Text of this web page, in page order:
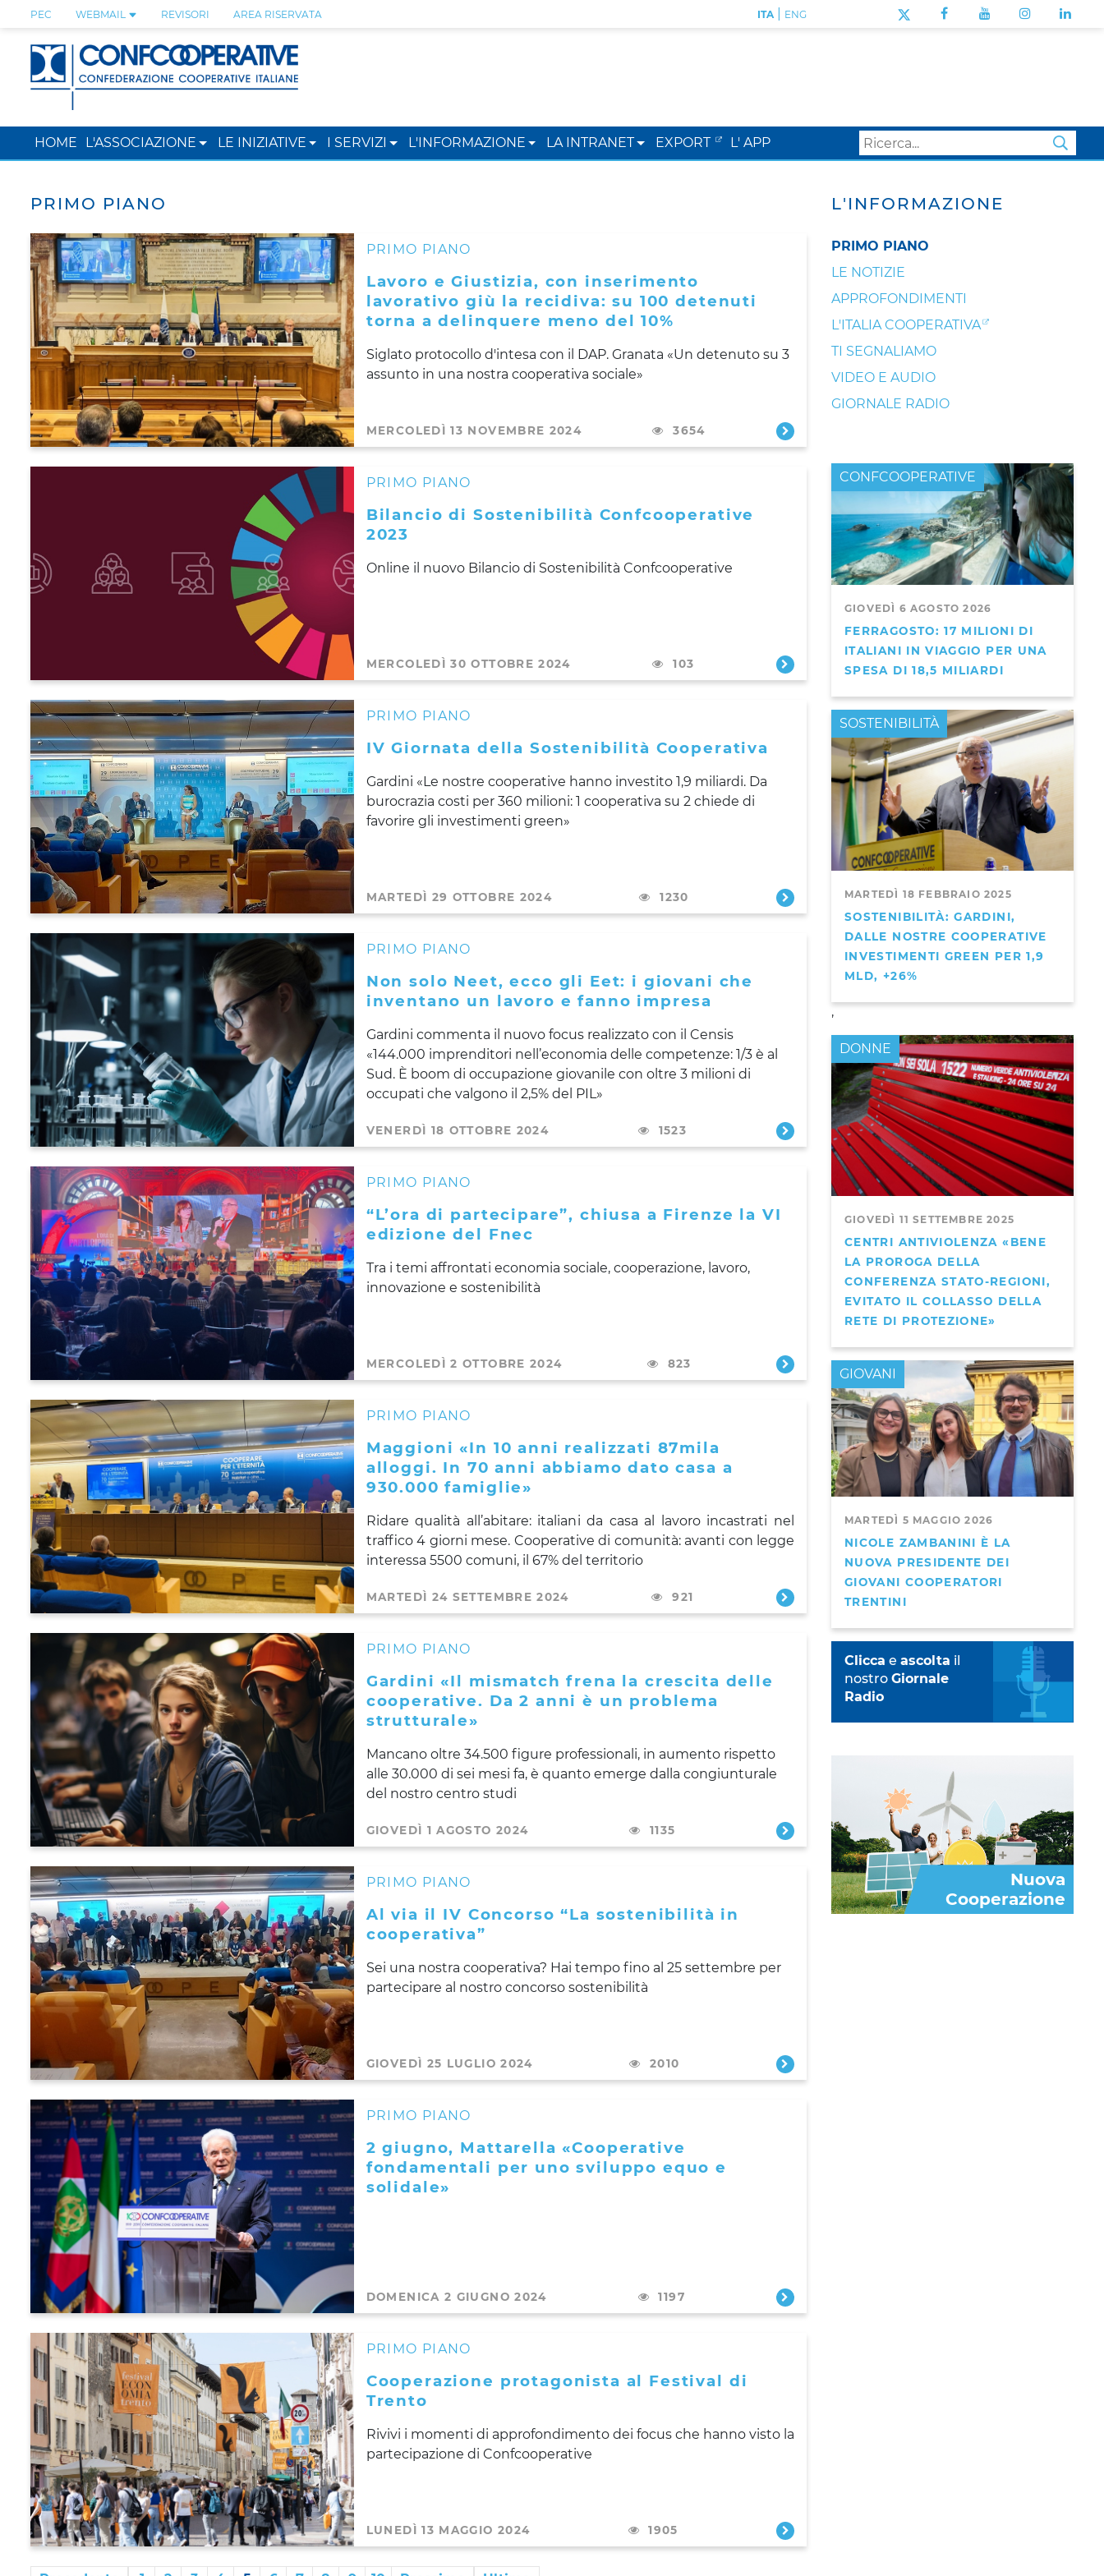
PEC WEBMAIL REVISORI AREA RISERVATA ITA| ENG
HOME L'ASSOCIAZIONE LE INIZIATIVE I SERVIZI L'INFORMAZIONE LA INTRANET EXPORT L' APP
PRIMO PIANO
PRIMO PIANO
Lavoro e Giustizia, con inserimento
lavorativo giù la recidiva: su 100 detenuti
torna a delinquere meno del 10%
Siglato protocollo d'intesa con il DAP. Granata «Un detenuto su 3
assunto in una nostra cooperativa sociale»
MERCOLEDÌ 13 NOVEMBRE 2024 3654
PRIMO PIANO
Bilancio di Sostenibilità Confcooperative
2023
Online il nuovo Bilancio di Sostenibilità Confcooperative
MERCOLEDÌ 30 OTTOBRE 2024 103
PRIMO PIANO
IV Giornata della Sostenibilità Cooperativa
Gardini «Le nostre cooperative hanno investito 1,9 miliardi. Da
burocrazia costi per 360 milioni: 1 cooperativa su 2 chiede di
favorire gli investimenti green»
MARTEDÌ 29 OTTOBRE 2024 1230
PRIMO PIANO
Non solo Neet, ecco gli Eet: i giovani che
inventano un lavoro e fanno impresa
Gardini commenta il nuovo focus realizzato con il Censis
«144.000 imprenditori nell’economia delle competenze: 1/3 è al
Sud. È boom di occupazione giovanile con oltre 3 milioni di
occupati che valgono il 2,5% del PIL»
VENERDÌ 18 OTTOBRE 2024 1523
PRIMO PIANO
“L’ora di partecipare”, chiusa a Firenze la VI
edizione del Fnec
Tra i temi affrontati economia sociale, cooperazione, lavoro,
innovazione e sostenibilità
MERCOLEDÌ 2 OTTOBRE 2024 823
PRIMO PIANO
Maggioni «In 10 anni realizzati 87mila
alloggi. In 70 anni abbiamo dato casa a
930.000 famiglie»
Ridare qualità all’abitare: italiani da casa al lavoro incastrati nel
traffico 4 giorni mese. Cooperative di comunità: avanti con legge
interessa 5500 comuni, il 67% del territorio
MARTEDÌ 24 SETTEMBRE 2024 921
PRIMO PIANO
Gardini «Il mismatch frena la crescita delle
cooperative. Da 2 anni è un problema
strutturale»
Mancano oltre 34.500 figure professionali, in aumento rispetto
alle 30.000 di sei mesi fa, è quanto emerge dalla congiunturale
del nostro centro studi
GIOVEDÌ 1 AGOSTO 2024 1135
PRIMO PIANO
Al via il IV Concorso “La sostenibilità in
cooperativa”
Sei una nostra cooperativa? Hai tempo fino al 25 settembre per
partecipare al nostro concorso sostenibilità
GIOVEDÌ 25 LUGLIO 2024 2010
PRIMO PIANO
2 giugno, Mattarella «Cooperative
fondamentali per uno sviluppo equo e
solidale»
DOMENICA 2 GIUGNO 2024 1197
PRIMO PIANO
Cooperazione protagonista al Festival di
Trento
Rivivi i momenti di approfondimento dei focus che hanno visto la
partecipazione di Confcooperative
LUNEDÌ 13 MAGGIO 2024 1905
L'INFORMAZIONE
PRIMO PIANO
LE NOTIZIE
APPROFONDIMENTI
L'ITALIA COOPERATIVA
TI SEGNALIAMO
VIDEO E AUDIO
GIORNALE RADIO
GIOVEDÌ 6 AGOSTO 2026
FERRAGOSTO: 17 MILIONI DI
ITALIANI IN VIAGGIO PER UNA
SPESA DI 18,5 MILIARDI
CONFCOOPERATIVE
MARTEDÌ 18 FEBBRAIO 2025
SOSTENIBILITÀ: GARDINI,
DALLE NOSTRE COOPERATIVE
INVESTIMENTI GREEN PER 1,9
MLD, +26%
PRIMO PIANO
,
SOSTENIBILITÀ
GIOVEDÌ 11 SETTEMBRE 2025
CENTRI ANTIVIOLENZA «BENE
LA PROROGA DELLA
CONFERENZA STATO-REGIONI,
EVITATO IL COLLASSO DELLA
RETE DI PROTEZIONE»
DONNE
MARTEDÌ 5 MAGGIO 2026
NICOLE ZAMBANINI È LA
NUOVA PRESIDENTE DEI
GIOVANI COOPERATORI
TRENTINI
GIOVANI
Clicca e ascolta il
nostro Giornale
Radio
Nuova
Cooperazione